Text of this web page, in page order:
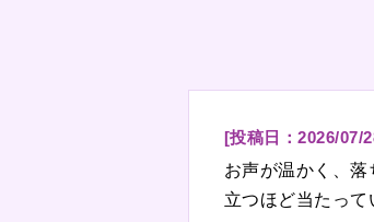
[投稿日：2026/07/
お声が温かく、
立つほど当たっ